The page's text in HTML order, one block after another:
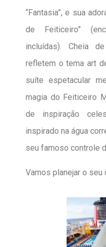
“Fantasia”, e sua
de Feiticeiro”
incluídas). Cheia
refletem o tema art
suíte espetacular
magia do Feiticeiro
de inspiração
inspirado na água
seu famoso controle
Vamos planejar o seu